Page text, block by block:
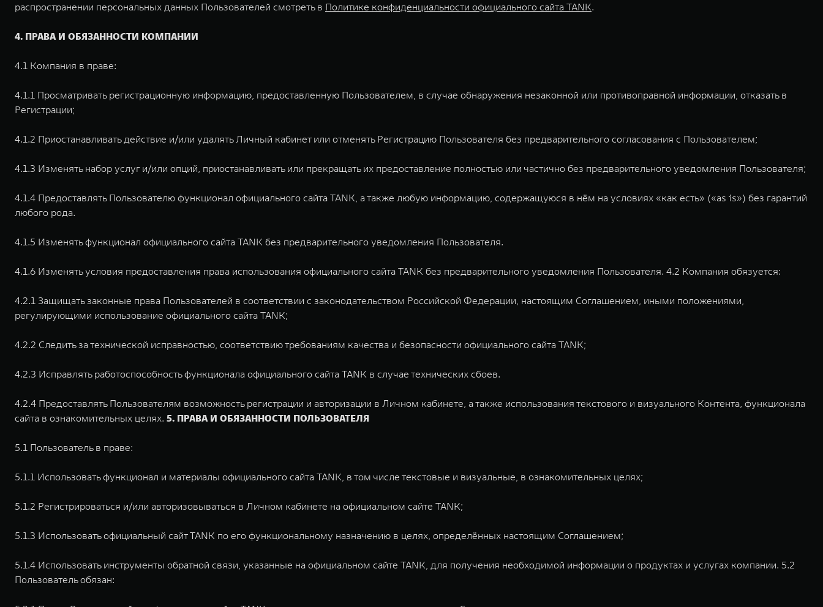
распространении персональных данных Пользователей смотреть в Политике конфиденциальности официального сайта TANK.
4. ПРАВА И ОБЯЗАННОСТИ КОМПАНИИ
4.1 Компания в праве:
4.1.1 Просматривать регистрационную информацию, предоставленную Пользователем, в случае обнаружения незаконной или противоправной информации, отказать в
Регистрации;
4.1.2 Приостанавливать действие и/или удалять Личный кабинет или отменять Регистрацию Пользователя без предварительного согласования с Пользователем;
4.1.3 Изменять набор услуг и/или опций, приостанавливать или прекращать их предоставление полностью или частично без предварительного уведомления Пользователя;
4.1.4 Предоставлять Пользователю функционал официального сайта TANK, а также любую информацию, содержащуюся в нём на условиях «как есть» («as is») без гарантий
любого рода.
4.1.5 Изменять функционал официального сайта TANK без предварительного уведомления Пользователя.
4.1.6 Изменять условия предоставления права использования официального сайта TANK без предварительного уведомления Пользователя. 4.2 Компания обязуется:
4.2.1 Защищать законные права Пользователей в соответствии с законодательством Российской Федерации, настоящим Соглашением, иными положениями,
регулирующими использование официального сайта TANK;
4.2.2 Следить за технической исправностью, соответствию требованиям качества и безопасности официального сайта TANK;
4.2.3 Исправлять работоспособность функционала официального сайта TANK в случае технических сбоев.
4.2.4 Предоставлять Пользователям возможность регистрации и авторизации в Личном кабинете, а также использования текстового и визуального Контента, функционала
сайта в ознакомительных целях. 5. ПРАВА И ОБЯЗАННОСТИ ПОЛЬЗОВАТЕЛЯ
5.1 Пользователь в праве:
5.1.1 Использовать функционал и материалы официального сайта TANK, в том числе текстовые и визуальные, в ознакомительных целях;
5.1.2 Регистрироваться и/или авторизовываться в Личном кабинете на официальном сайте TANK;
5.1.3 Использовать официальный сайт TANK по его функциональному назначению в целях, определённых настоящим Соглашением;
5.1.4 Использовать инструменты обратной связи, указанные на официальном сайте TANK, для получения необходимой информации о продуктах и услугах компании. 5.2
Пользователь обязан: